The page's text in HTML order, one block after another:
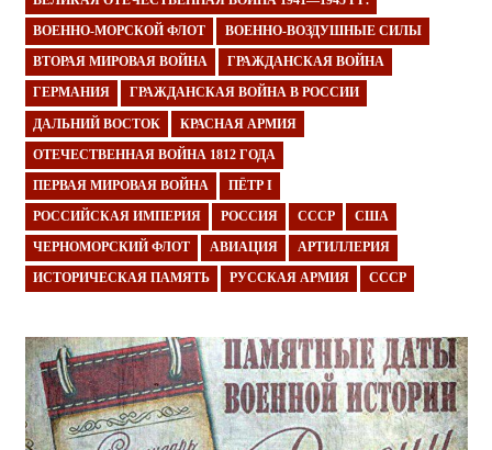
ВОЕННО-МОРСКОЙ ФЛОТ ВОЕННО-ВОЗДУШНЫЕ СИЛЫ
ВТОРАЯ МИРОВАЯ ВОЙНА ГРАЖДАНСКАЯ ВОЙНА
ГЕРМАНИЯ ГРАЖДАНСКАЯ ВОЙНА В РОССИИ
ДАЛЬНИЙ ВОСТОК КРАСНАЯ АРМИЯ
ОТЕЧЕСТВЕННАЯ ВОЙНА 1812 ГОДА
ПЕРВАЯ МИРОВАЯ ВОЙНА ПЁТР I
РОССИЙСКАЯ ИМПЕРИЯ РОССИЯ СССР США
ЧЕРНОМОРСКИЙ ФЛОТ АВИАЦИЯ АРТИЛЛЕРИЯ
ИСТОРИЧЕСКАЯ ПАМЯТЬ РУССКАЯ АРМИЯ СССР